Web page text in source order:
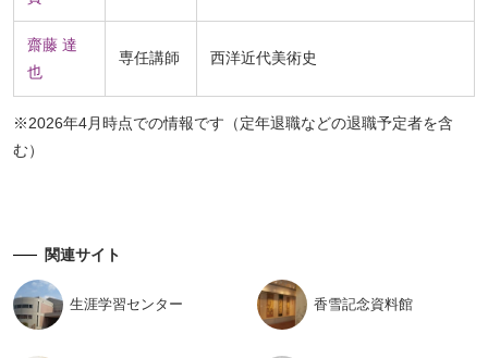
齋藤 達
也
専任講師 西洋近代美術史
※2026年4月時点での情報です（定年退職などの退職予定者を含
む）
関連サイト
生涯学習センター 香雪記念資料館